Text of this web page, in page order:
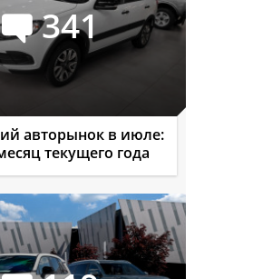
341
авторынок в июле:
текущего года